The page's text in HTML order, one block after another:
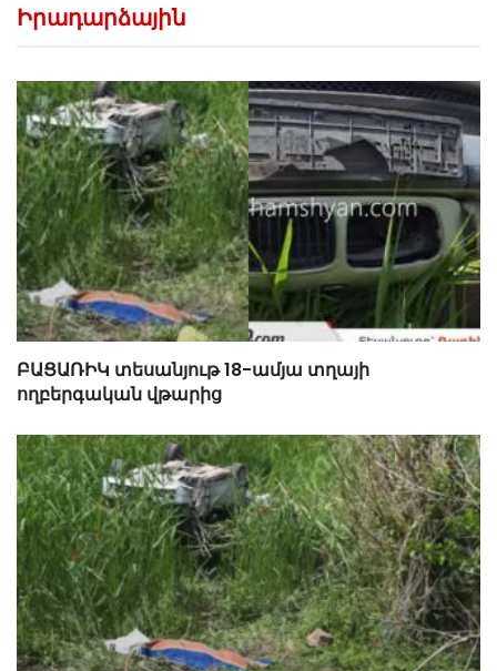
Իրադարձային
ԲԱՑԱՌԻԿ տեսանյութ 18-ամյա տղայի
ողբերգական վթարից